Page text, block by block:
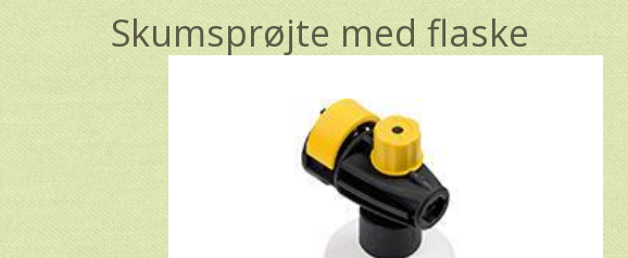
Skumsprøjte med flaske